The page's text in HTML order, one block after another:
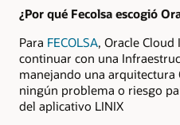
¿Por qué Fecolsa escogió
Para FECOLSA, Oracle
continuar con una
manejando una arquitectura
ningún problema o riesgo
del aplicativo LINIX